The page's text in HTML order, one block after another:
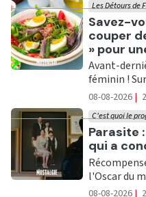
Ecouter
Savez-
couper
» pour
Les Détours de
Avant-
féminin !
08-08-2026 |
Ecouter
Parasite
qui a
C'est quoi le
l'Oscar du
08-08-2026 |